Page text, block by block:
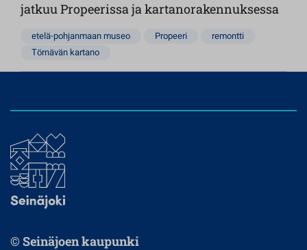
jatkuu Propeerissa ja kartanorakennuksessa
etelä-pohjanmaan museo Propeeri
remontti
Törnävän kartano
© Seinäjoen kaupunki